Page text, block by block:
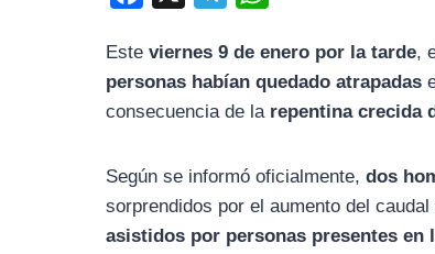
c
e
b
l
e
g
a
t
s
Esteviernes 9 de enero por la tarde,
personas habían quedado atrapadas
consecuencia de la repentina crecida
Según se informó oficialmente,dos
sorprendidos por el aumento del
asistidos por personas presentes en